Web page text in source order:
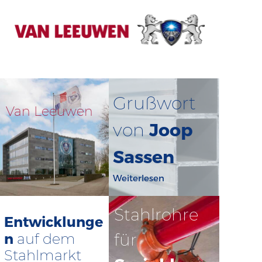
Stahlrohre
für
Entwicklunge
n auf dem
Stahlmarkt
Van Leeuwen
Weiterlesen
Grußwort
vonJoop
Sassen